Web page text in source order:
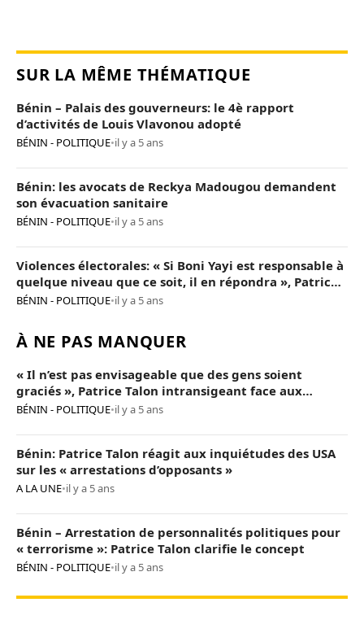
SUR LA MÊME THÉMATIQUE
Bénin – Palais des gouverneurs: le 4è rapport
d’activités de Louis Vlavonou adopté
BÉNIN - POLITIQUE•il y a 5 ans
Bénin: les avocats de Reckya Madougou demandent
son évacuation sanitaire
BÉNIN - POLITIQUE•il y a 5 ans
Violences électorales: « Si Boni Yayi est responsable à
quelque niveau que ce soit, il en répondra », Patrice
Talon
BÉNIN - POLITIQUE•il y a 5 ans
À NE PAS MANQUER
« Il n’est pas envisageable que des gens soient
graciés », Patrice Talon intransigeant face aux
« opposants terroristes »
BÉNIN - POLITIQUE•il y a 5 ans
Bénin: Patrice Talon réagit aux inquiétudes des USA
sur les « arrestations d’opposants »
A LA UNE•il y a 5 ans
Bénin – Arrestation de personnalités politiques pour
« terrorisme »: Patrice Talon clarifie le concept
BÉNIN - POLITIQUE•il y a 5 ans